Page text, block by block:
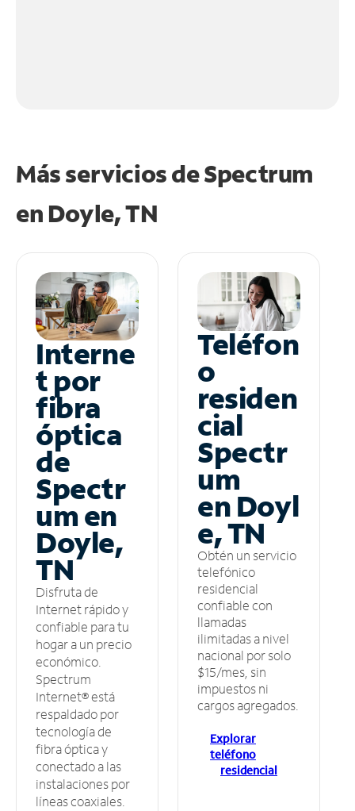
Más servicios de Spectrum
en Doyle, TN
Interne
t por
fibra
óptica
de
Spectr
um en
Doyle,
TN
Disfruta de
Internet rápido y
confiable para tu
hogar a un precio
económico.
Spectrum
Internet® está
respaldado por
tecnología de
fibra óptica y
conectado a las
instalaciones por
líneas coaxiales.
Teléfon
o
residen
cial
Spectr
um
en Doyl
e, TN
Obtén un servicio
telefónico
residencial
confiable con
llamadas
ilimitadas a nivel
nacional por solo
$15/mes, sin
impuestos ni
cargos agregados.
Explorar
teléfono
residencial